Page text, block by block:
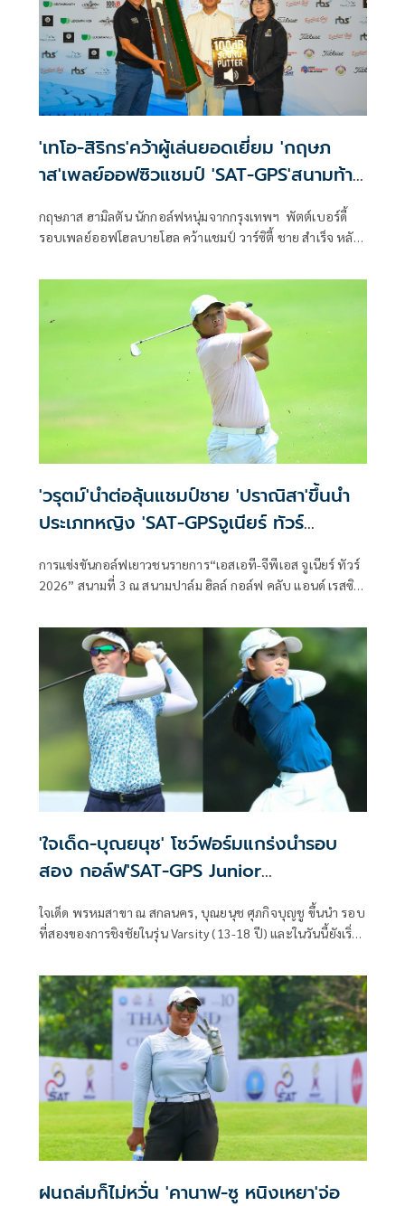
'เทโอ-สิริกร'คว้าผู้เล่นยอดเยี่ยม 'กฤษภ
าส'เพลย์ออฟซิวแชมป์ 'SAT-GPS'สนามท้าย
กฤษภาส ฮามิลตัน นักกอล์ฟหนุ่มจากกรุงเทพฯ พัตต์เบอร์ดี้
รอบเพลย์ออฟโฮลบายโฮล คว้าแชมป์ วาร์ซิตี้ ชาย สำเร็จ หลัง
สุดท้ายแต้มไม่ขยับและจบด้วยสกอร์รวมเท่ากันสามวัน อีเว่
นพาร์ 216 ส่วนรุ่นวอร์ซิตี้ หญิง แชมป์เป็นของ กชกรณ์ นิ่มนวล
'วรุตม์'นำต่อลุ้นแชมป์ชาย 'ปราณิสา'ขึ้นนำ
ประเภทหญิง 'SAT-GPSจูเนียร์ ทัวร์
การแข่งขันกอล์ฟเยาวชนรายการ“เอสเอที-จีพีเอส จูเนียร์ ทัวร์
2026” สนามที่ 3 ณ สนามปาล์ม ฮิลล์ กอล์ฟ คลับ แอนด์ เรสซิ
อร์ฟอร์แมนซ์ โซลูชั่น (GPS) ภายใต้การสนับสนุนจากการกีฬา
แห่งประเทศไทย (กกท.)
'ใจเด็ด-บุณยนุช' โชว์ฟอร์มแกร่งนำรอบ
สอง กอล์ฟ'SAT-GPS Junior
Tour2026'ส.2
ใจเด็ด พรหมสาขา ณ สกลนคร, บุณยนุช ศุภกิจบุญชู ขึ้นนำ รอบ
ที่สองของการชิงชัยในรุ่น Varsity (13-18 ปี) และในวันนี้ยังเริ่ม
แข่งขันกอล์ฟเยาวชนรายการ "SAT-GPS Junior Tour 2026"
สนามที่ 2 ณ สนามระยอง กรีนวัลเลย์ คันทรี คลับ จ.ระยอง
ฝนถล่มก็ไม่หวั่น 'คานาฟ-ซู หนิงเหยา'จ่อ